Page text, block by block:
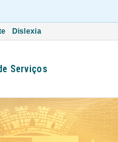
Dislexia
Serviços